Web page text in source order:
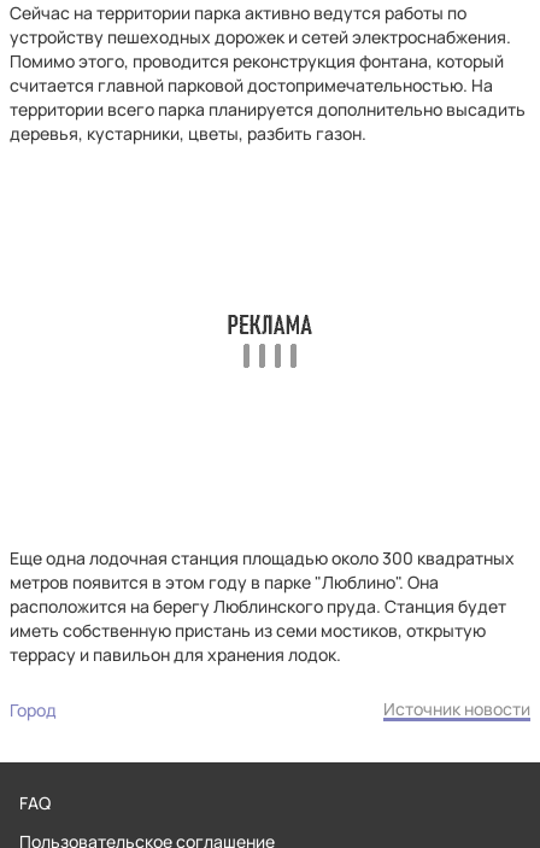
Сейчас на территории парка активно ведутся работы по
устройству пешеходных дорожек и сетей электроснабжения.
Помимо этого, проводится реконструкция фонтана, который
считается главной парковой достопримечательностью. На
территории всего парка планируется дополнительно высадить
деревья, кустарники, цветы, разбить газон.
Еще одна лодочная станция площадью около 300 квадратных
метров появится в этом году в парке "Люблино". Она
расположится на берегу Люблинского пруда. Станция будет
иметь собственную пристань из семи мостиков, открытую
террасу и павильон для хранения лодок.
Город Источник новости
FAQ
Пользовательское соглашение